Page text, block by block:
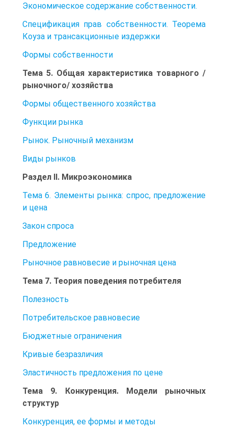
Экономическое содержание собственности.
Спецификация прав собственности. Теорема
Коуза и трансакционные издержки
Формы собственности
Тема 5. Общая характеристика товарного /
рыночного/ хозяйства
Формы общественного хозяйства
Функции рынка
Рынок. Рыночный механизм
Виды рынков
Раздел II. Микроэкономика
Тема 6. Элементы рынка: спрос, предложение
и цена
Закон спроса
Предложение
Рыночное равновесие и рыночная цена
Тема 7. Теория поведения потребителя
Полезность
Потребительское равновесие
Бюджетные ограничения
Кривые безразличия
Эластичность предложения по цене
Тема 9. Конкуренция. Модели рыночных
структур
Конкуренция, ее формы и методы